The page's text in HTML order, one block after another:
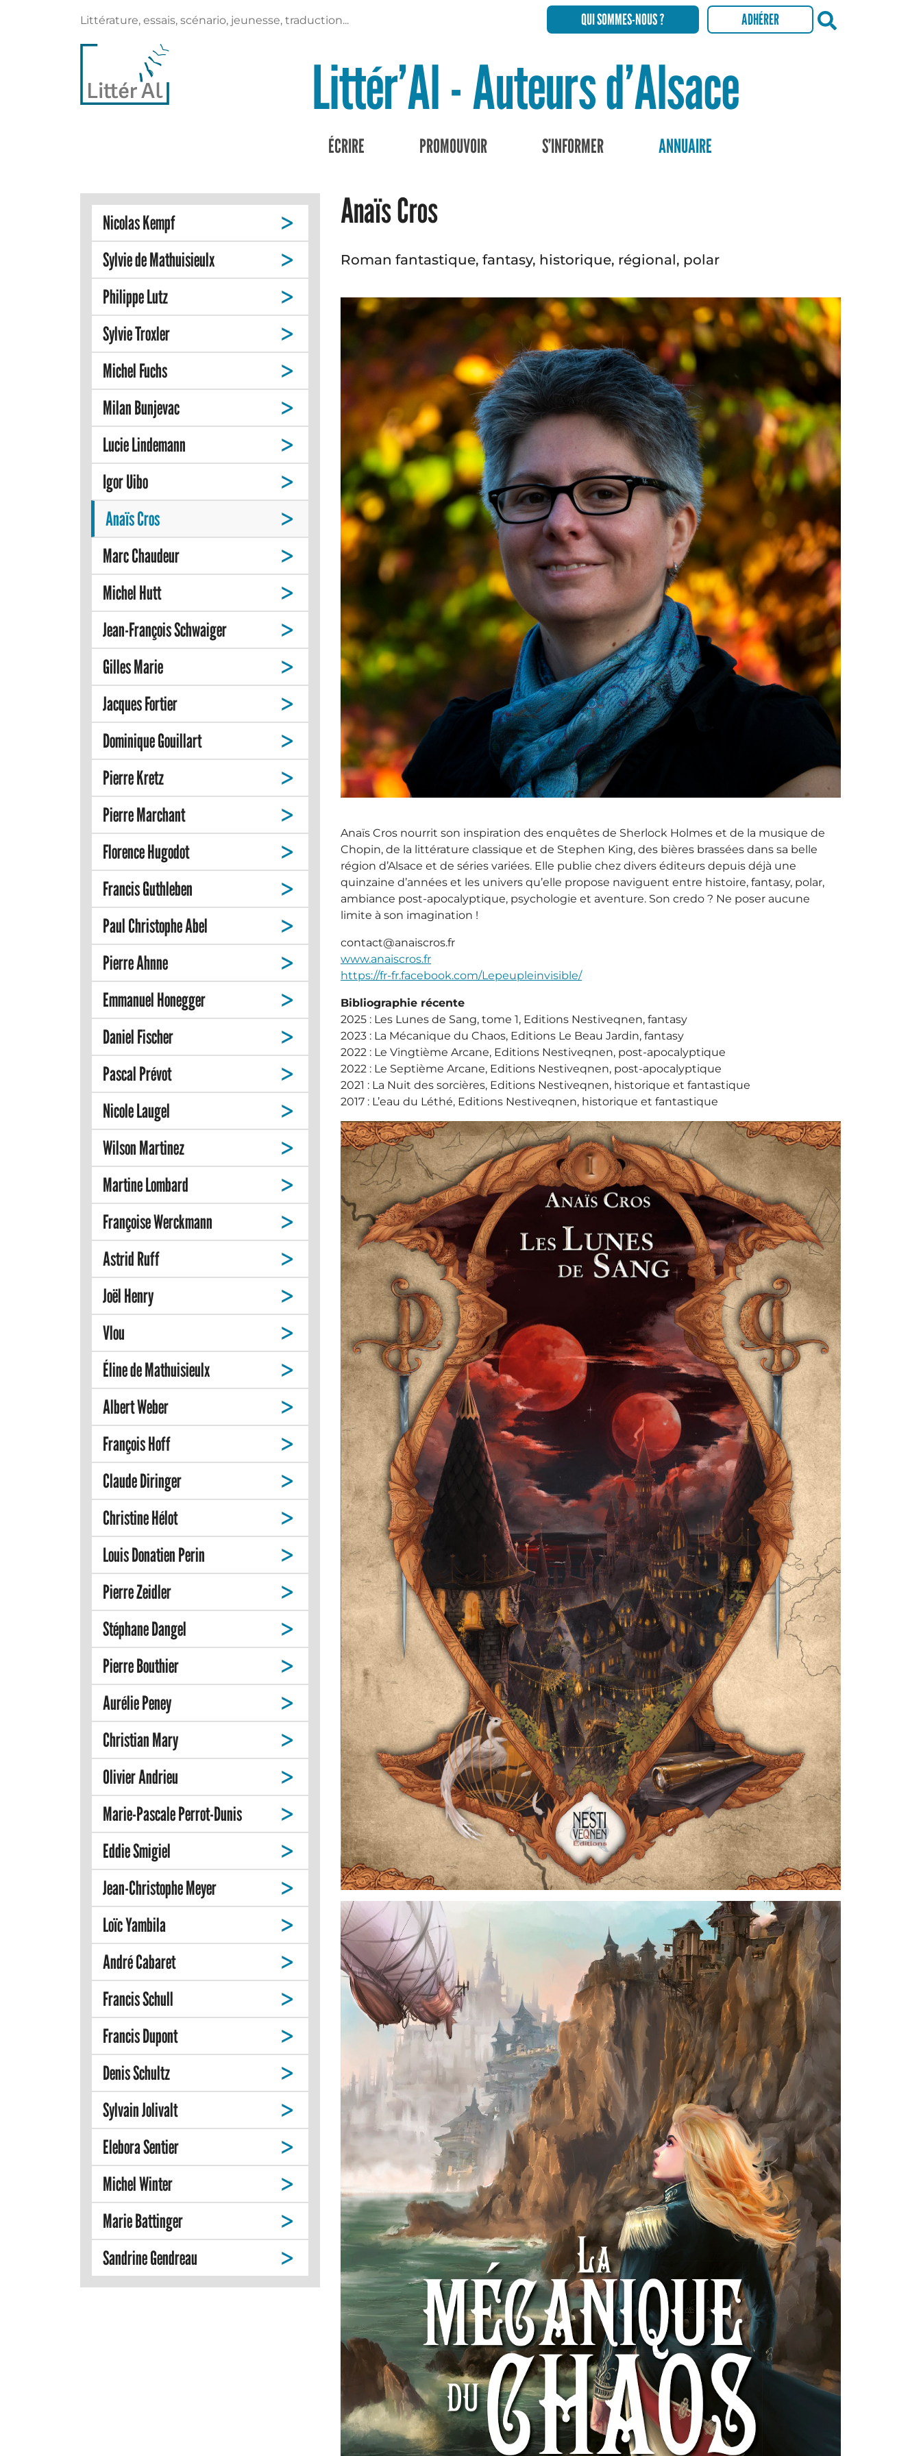
Littérature, essais, scénario, jeunesse, traduction... QUI SOMMES-NOUS ? ADHÉRER
Littér’Al - Auteurs d’Alsace
ÉCRIRE PROMOUVOIR S’INFORMER ANNUAIRE
Nicolas Kempf
Sylvie de Mathuisieulx
Philippe Lutz
Sylvie Troxler
Michel Fuchs
Milan Bunjevac
Lucie Lindemann
Igor Uibo
Anaïs Cros
Marc Chaudeur
Michel Hutt
Jean-François Schwaiger
Gilles Marie
Jacques Fortier
Dominique Gouillart
Pierre Kretz
Pierre Marchant
Florence Hugodot
Francis Guthleben
Paul Christophe Abel
Pierre Ahnne
Emmanuel Honegger
Daniel Fischer
Pascal Prévot
Nicole Laugel
Wilson Martinez
Martine Lombard
Françoise Werckmann
Astrid Ruff
Joël Henry
Vlou
Éline de Mathuisieulx
Albert Weber
François Hoff
Claude Diringer
Christine Hélot
Louis Donatien Perin
Pierre Zeidler
Stéphane Dangel
Pierre Bouthier
Aurélie Peney
Christian Mary
Olivier Andrieu
Marie-Pascale Perrot-Dunis
Eddie Smigiel
Jean-Christophe Meyer
Loïc Yambila
André Cabaret
Francis Schull
Francis Dupont
Denis Schultz
Sylvain Jolivalt
Elebora Sentier
Michel Winter
Marie Battinger
Sandrine Gendreau
Anaïs Cros
Roman fantastique, fantasy, historique, régional, polar
Anaïs Cros nourrit son inspiration des enquêtes de Sherlock Holmes et de la musique de
Chopin, de la littérature classique et de Stephen King, des bières brassées dans sa belle
région d’Alsace et de séries variées. Elle publie chez divers éditeurs depuis déjà une
quinzaine d’années et les univers qu’elle propose naviguent entre histoire, fantasy, polar,
ambiance post-apocalyptique, psychologie et aventure. Son credo ? Ne poser aucune
limite à son imagination !
contact@anaiscros.fr
www.anaiscros.fr
https://fr-fr.facebook.com/Lepeupleinvisible/
Bibliographie récente
2025 : Les Lunes de Sang, tome 1, Editions Nestiveqnen, fantasy
2023 : La Mécanique du Chaos, Editions Le Beau Jardin, fantasy
2022 : Le Vingtième Arcane, Editions Nestiveqnen, post-apocalyptique
2022 : Le Septième Arcane, Editions Nestiveqnen, post-apocalyptique
2021 : La Nuit des sorcières, Editions Nestiveqnen, historique et fantastique
2017 : L’eau du Léthé, Editions Nestiveqnen, historique et fantastique